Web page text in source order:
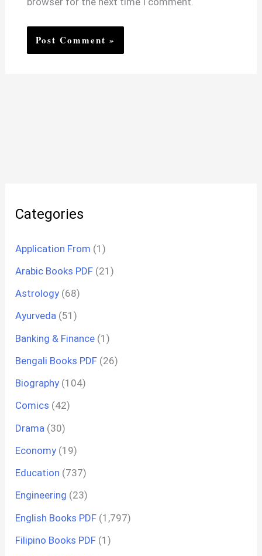
Categories
Application From (1)
Arabic Books PDF (21)
Astrology (68)
Ayurveda (51)
Banking & Finance (1)
Bengali Books PDF (26)
Biography (104)
Comics (42)
Drama (30)
Economy (19)
Education (737)
Engineering (23)
English Books PDF (1,797)
Filipino Books PDF (1)